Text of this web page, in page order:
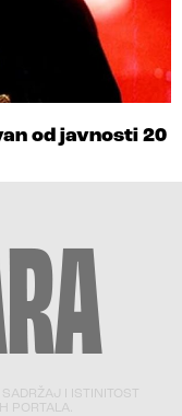
od javnosti 20
I ISTINITOST
PORTALA.